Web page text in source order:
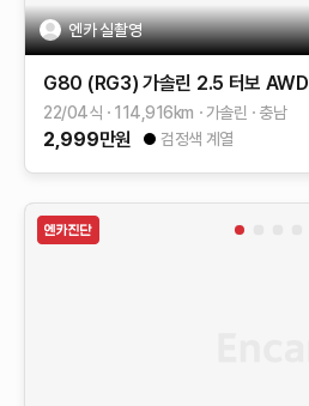
엔카 실촬영
G80 (RG3) 가솔린 2.5 터보 AWD
22/04식 114,916km 가솔린 충남
2,999만원 검정색 계열